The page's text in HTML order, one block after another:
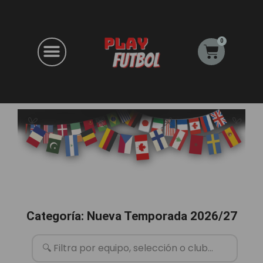
0
Carrito
Categoría: Nueva Temporada 2026/27